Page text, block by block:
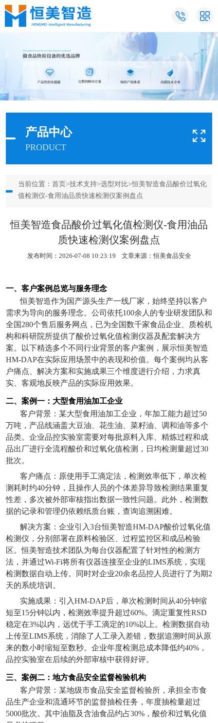
产品中心
PRODUCT
当前位置： 首页 >技术支持>选型对比>恒美智造食品酸价过氧化
值检测仪-食用油品质快速检测仪案例盘点
恒美智造食品酸价过氧化值检测仪-食用油品
质快速检测仪案例盘点
发布时间：2026-07-08 10:23:19 文章来源：恒美食品安全
一、客户案例总览与服务理念
恒美智造作为国产源头生产一线厂家，始终坚持以客户
需求为导向的服务理念。公司依托100余人的专业研发团队和
全国 280个售后服务网点，已为全国数千家食品企业、质检机
构和科研院所提供了酸价过氧化值检测仪器及配套解决方
案。以下精选多个不同行业背景的客户案例，展示恒美智造
HM-DAP在实际应用场景中的表现和价值。每个案例均从客
户痛点、解决方案和实施成果三个维度进行介绍，力求真
实、客观地反映产品的实际应用效果。
二、案例一：大型食用油加工企业
客户背景：某大型食用油加工企业，年加工能力超过50
万吨，产品线涵盖大豆油、花生油、菜籽油、调和油等多个
品类。企业品控实验室需要对每批原料入库、精炼过程和成
品出厂进行全流程酸价和过氧化值检测，日均检测量超过30
批次。
客户痛点：原使用手工滴定法，检测效率低下，单次检
测耗时约40分钟，且操作人员的个体差异导致检测结果重复
性差，多次被外部审核指出数据一致性问题。此外，检测数
据的记录和管理仍依赖纸质台账，查询追溯困难。
解决方案：企业引入3台恒美智造HM-DAP酸价过氧化值
检测仪，分别部署在原料检验区、过程监控区和成品检验
区。恒美智造技术团队为每台仪器配置了针对性的检测方
法，并通过Wi-Fi将所有仪器连接至企业的LIMS系统，实现
检测数据自动上传。同时对企业20余名品控人员进行了为期2
天的系统培训。
实施成果：引入HM-DAP后，单次检测时间从40分钟缩
短至15分钟以内，检测效率提升超过60%。滴定重复性RSD
稳定在3%以内，远优于手工滴定的10%以上。检测数据自动
上传至LIMS系统，消除了人工录入差错，数据追溯时间从原
来的数小时缩短至数秒。企业年度检测总成本降低约40% ，
品控实验室在后续的外部审核中获得好评。
三、案例二：地方食品安全监督检验机构
客户背景：某地级市食品安全监督检验所，承担全市食
品生产企业和流通环节的监督抽检任务，年度抽检量超过
5000批次。其中油脂及含油食品约占30% ，酸价和过氧化值